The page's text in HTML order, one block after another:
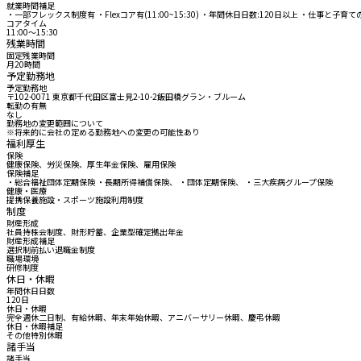
就業時間補足
・一部フレックス制度有 ・Flexコア有(11:00~15:30) ・年間休日日数:120日以上 ・仕事と子育て
コアタイム
11:00〜15:30
残業時間
固定残業時間
月20時間
予定勤務地
予定勤務地
〒102-0071 東京都千代田区富士見2-10-2飯田橋グラン・ブルーム
転勤の有無
なし
勤務地の変更範囲について
※将来的に会社の定める勤務地への変更の可能性あり
福利厚生
保険
健康保険、労災保険、厚生年金保険、雇用保険
保険補足
・総合福祉団体定期保険 ・長期所得補償保険、 ・団体定期保険、 ・三大疾病グループ保険
健康・医療
提携保養施設・スポーツ施設利用制度
制度
財産形成
社員持株会制度、財形貯蓄、企業型確定拠出年金
財産形成補足
選択制前払い退職金制度
職場環境
研修制度
休日・休暇
年間休日日数
120日
休日・休暇
完全週休二日制、有給休暇、年末年始休暇、アニバーサリー休暇、慶弔休暇
休日・休暇補足
その他特別休暇
諸手当
諸手当